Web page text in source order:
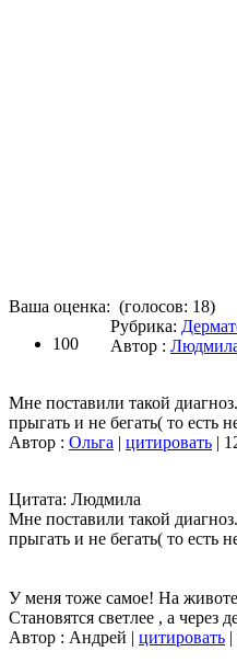
Ваша оценка:
100
(голосов: 18)
Рубрика:
Автор :
Мне поставили такой
прыгать и не бегать( то есть
Автор : Ольга | цитировать |
Цитата: Людмила
Мне поставили такой
прыгать и не бегать( то есть
У меня тоже самое! На животе
Становятся светлее , а через
Автор : Андрей | цитировать